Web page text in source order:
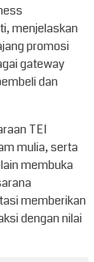
menjelaskan
promosi
gateway
dan
TEI
mulia, serta
membuka
memberikan
dengan nilai